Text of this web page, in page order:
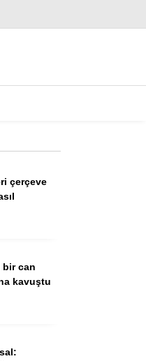
Yönetimler
çerçeve
bir can
kavuştu